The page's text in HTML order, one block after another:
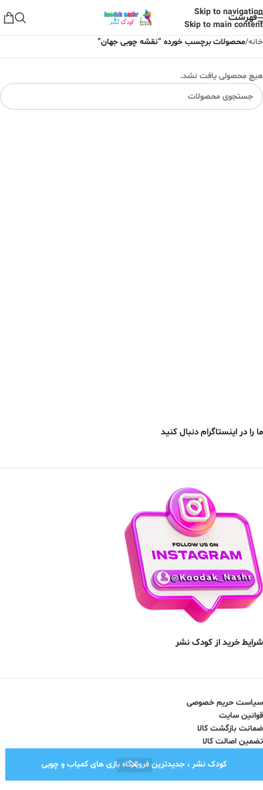
کودک نشر ، جدیدترین فروشگاه بازی های کمیاب و چوبی
Skip to navigation
Skip to main content
فهرست
خانه/محصولات برچسب خورده “نقشه چوبی جهان”
هیچ محصولی یافت نشد.
ما را در اینستاگرام دنبال کنید
شرایط خرید از کودک نشر
سیاست حریم خصوصی
قوانین سایت
ضمانت بازگشت کالا
تضمین اصالت کالا
نماد اعتماد الکترونیک